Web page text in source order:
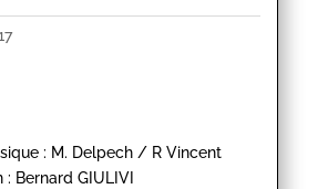
: M. Delpech / R Vincent
: Bernard GIULIVI